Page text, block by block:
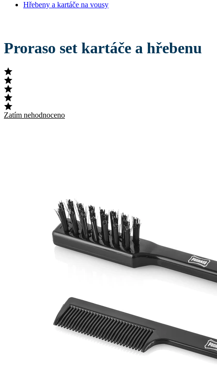
Hřebeny a kartáče na vousy
Proraso set kartáče a hřebenu
Zatím nehodnoceno